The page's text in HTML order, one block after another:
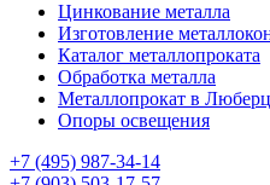
Цинкование металла
Изготовление
Каталог металлопроката
Обработка металла
Металлопрокат в
Опоры освещения
+7 (495) 987-34-14